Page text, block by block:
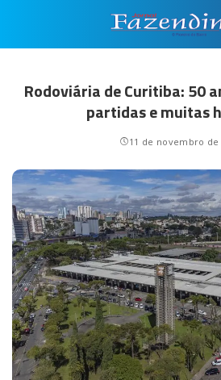
Rodoviária de Curitiba: 50
partidas e muitas
11 de novembro de